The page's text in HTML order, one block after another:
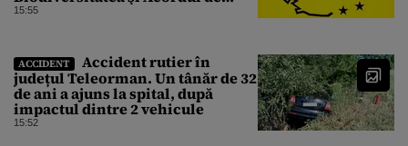
împrumut cu BIRD
15:55
ACCIDENT
Accident rutier în
județul Teleorman. Un tânăr de 32
de ani a ajuns la spital, după
impactul dintre 2 vehicule
15:52